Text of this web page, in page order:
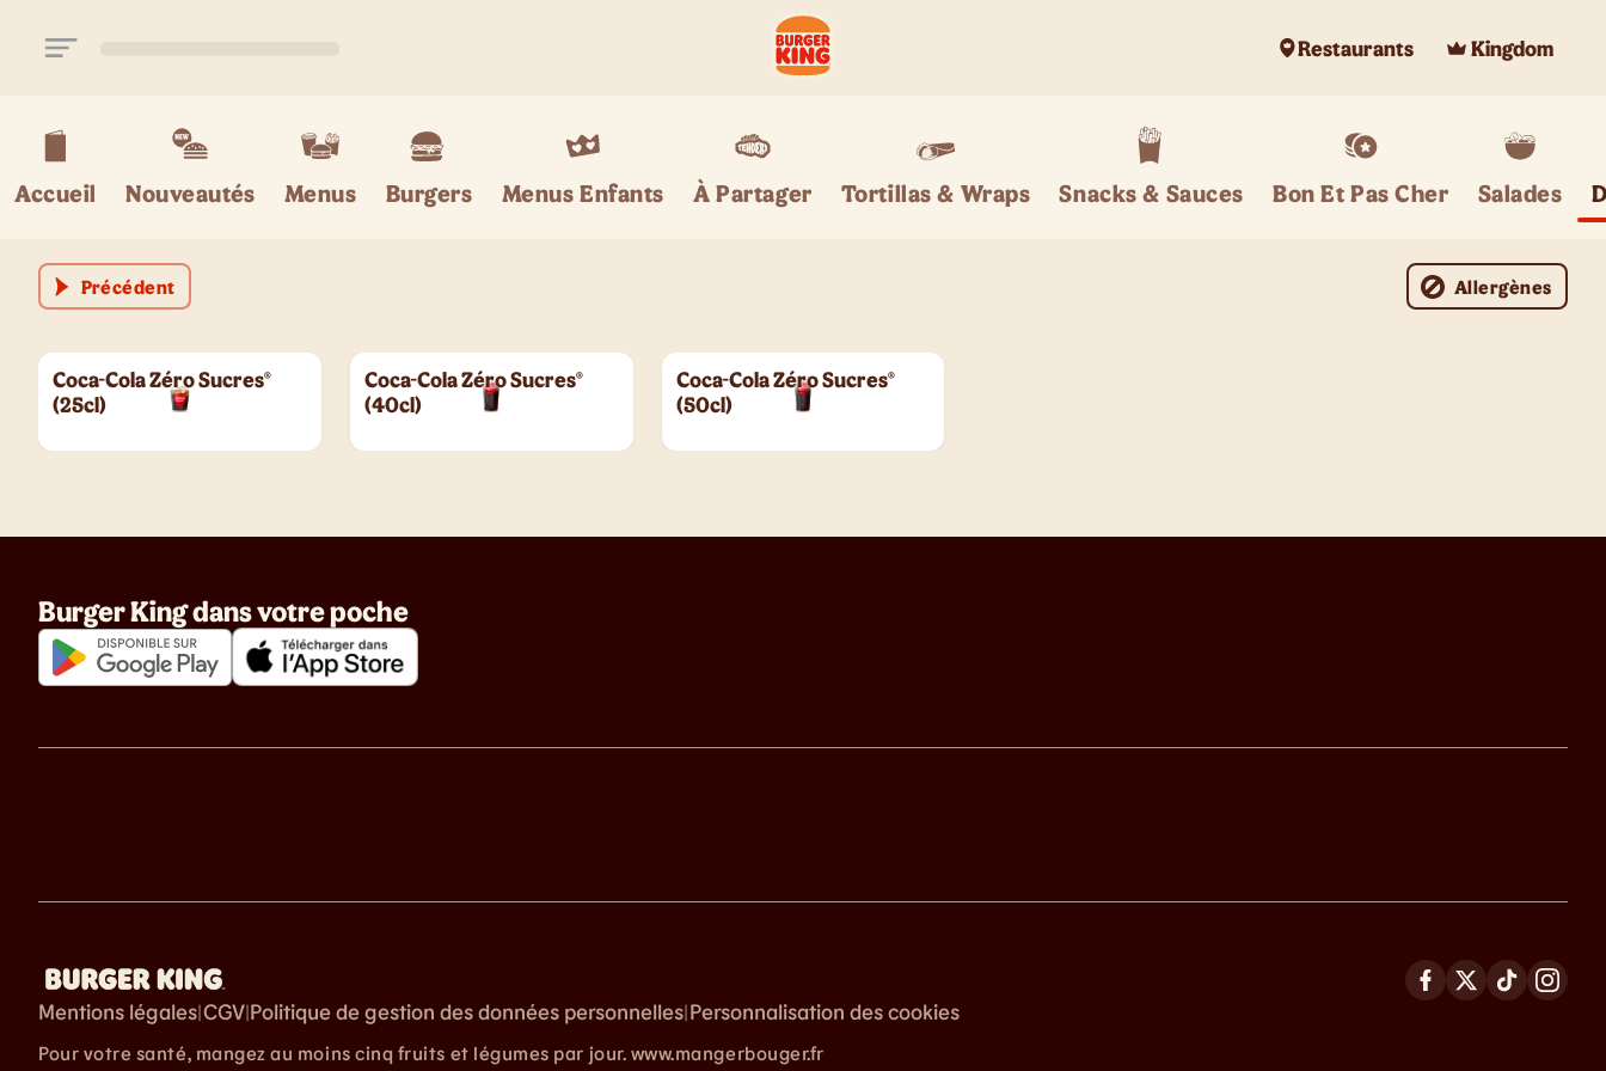
Restaurants
Kingdom
Accueil Nouveautés Menus Burgers Menus Enfants À Partager Tortillas & Wraps Snacks & Sauces Bon Et Pas Cher Salades
Précédent Allergènes
Coca-Cola Zéro Sucres®
(25cl)
Coca-Cola Zéro Sucres®
(40cl)
Coca-Cola Zéro Sucres®
(50cl)
Burger King dans votre poche
Mentions légales|CGV|Politique de gestion des données personnelles|Personnalisation des cookies
Pour votre santé, mangez au moins cinq fruits et légumes par jour. www.mangerbouger.fr